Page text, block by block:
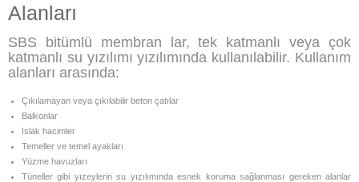
Alanları
SBS bitümlü membran lar, tek katmanlı veya çok
katmanlı su yızılımı yızılımında kullanılabilir. Kullanım
alanları arasında:
Çıkılamayan veya çıkılabilir beton çatılar
Balkonlar
Islak hacimler
Temeller ve temel ayakları
Yüzme havuzları
Tüneller gibi yızeylerin su yızılımında esnek koruma sağlanması gereken alanlar